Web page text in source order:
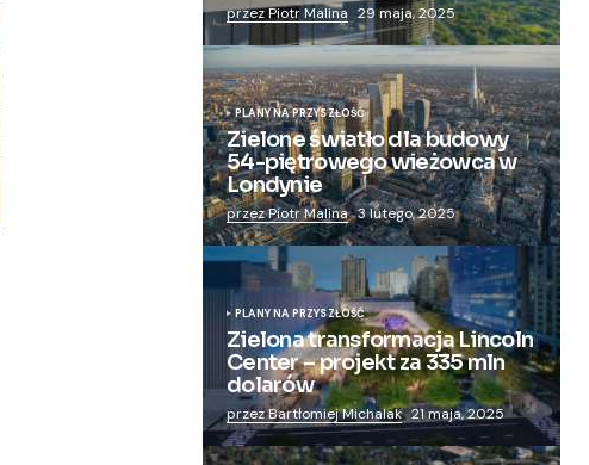
przez Piotr Malina 29 maja, 2025
PLANY NA PRZYSZŁOŚĆ
Zielone światło dla budowy
54-piętrowego wieżowca w
Londynie
przez Piotr Malina 3 lutego, 2025
PLANY NA PRZYSZŁOŚĆ
Zielona transformacja Lincoln
Center – projekt za 335 mln
dolarów
przez Bartłomiej Michalak 21 maja, 2025